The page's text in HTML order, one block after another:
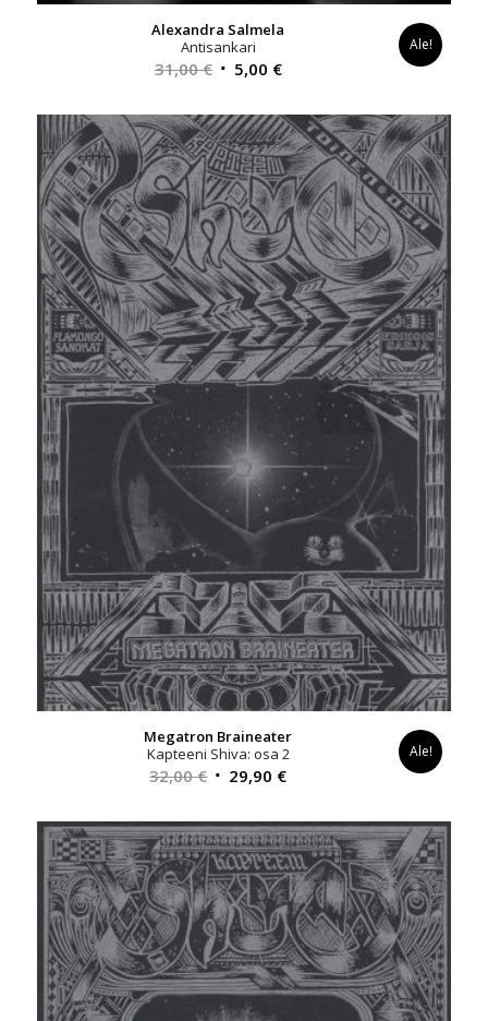
Alexandra Salmela
Antisankari
31,00€ Alkuperäinen
oli:
31,00 €.
5,00 €Nykyinen
on:
5,00 €.
Ale!
Megatron Braineater
Kapteeni Shiva: osa 2
32,00€ Alkuperäinen
oli:
32,00 €.
29,90 €Nykyinen
on:
29,90 €.
Ale!